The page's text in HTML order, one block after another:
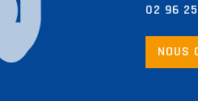
02 96
NOUS